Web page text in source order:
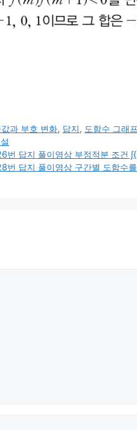
값과 부호 변화, 답지, 도함수 그래
번 답지 풀이영상 부정적분 조
번 답지 풀이영상 구간별 도함수